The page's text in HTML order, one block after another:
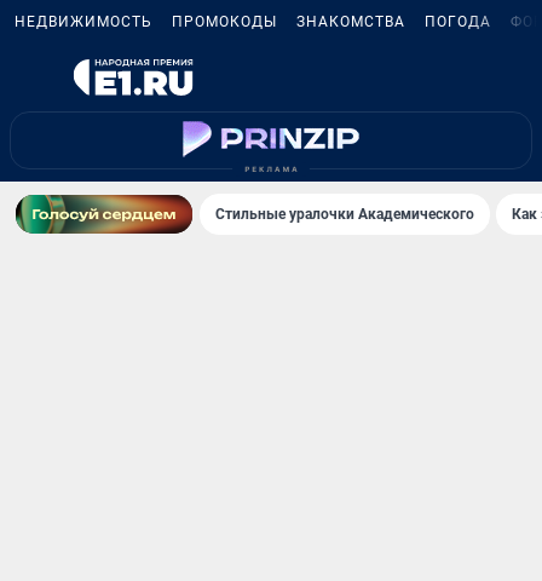
НЕДВИЖИМОСТЬ ПРОМОКОДЫ ЗНАКОМСТВА ПОГОДА
Стильные уралочки Академического